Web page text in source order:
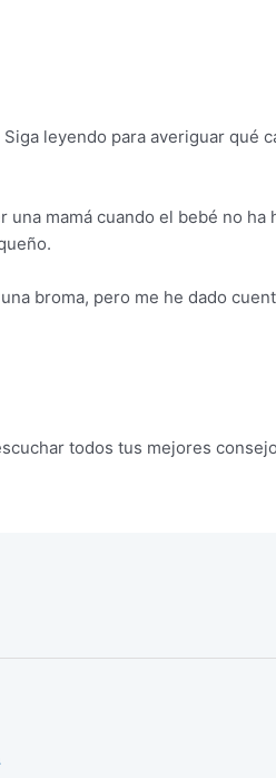
leyendo para averiguar qué
una mamá cuando el bebé no
broma, pero me he dado
todos tus mejores